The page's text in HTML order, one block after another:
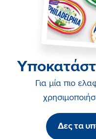
Για μία πιο
Δες τα